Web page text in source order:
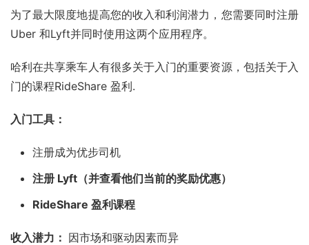
Uber 和Lyft并同时使用这两个应用程序。
哈利在共享乘车人有很多关于入门的重要资源，包括关于入
门的课程RideShare 盈利.
入门工具：
注册成为优步司机
注册 Lyft（并查看他们当前的奖励优惠）
RideShare 盈利课程
收入潜力： 因市场和驱动因素而异